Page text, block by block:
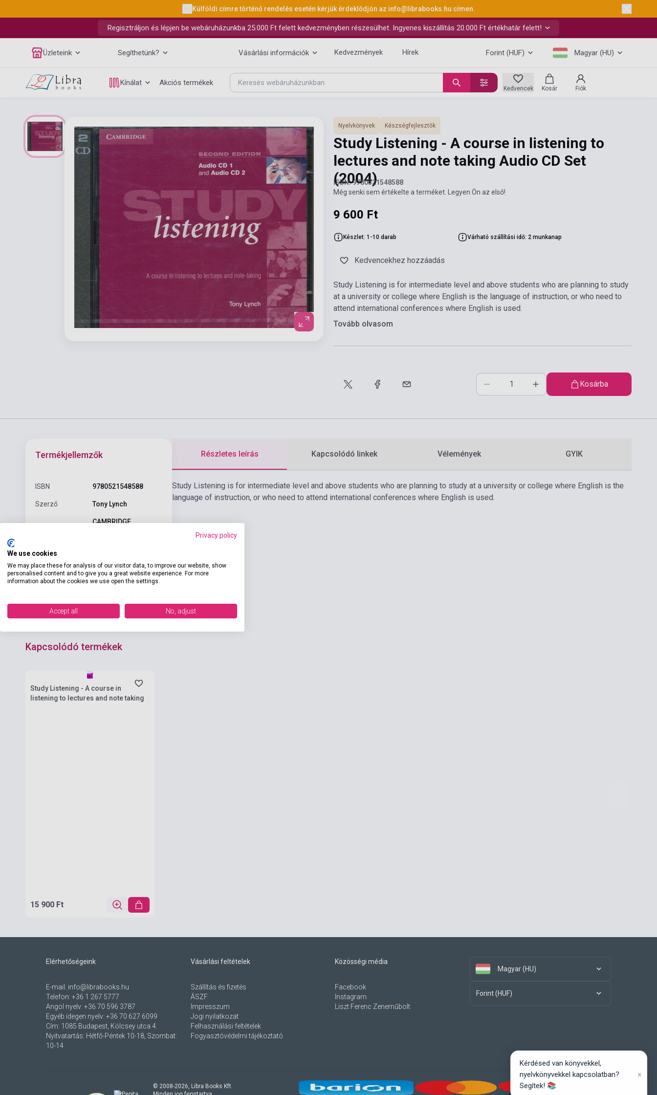
Külföldi címre történő rendelés esetén kérjük érdeklődjön az info@librabooks.hu címen.
Regisztráljon és lépjen be webáruházunkba 25.000 Ft felett kedvezményben részesülhet. Ingyenes kiszállítás 20.000 Ft értékhatár felett!
Üzleteink Segíthetünk? Vásárlási információk Kedvezmények Hírek Forint (HUF) Magyar (HU)
Kínálat Akciós termékek
Kedvencek Kosár Fiók
Nyelvkönyvek Készségfejlesztők
Study Listening - A course in listening to
lectures and note taking Audio CD Set
(2004)
ISBN: 9780521548588
Még senki sem értékelte a terméket. Legyen Ön az első!
9 600 Ft
Készlet: 1-10 darab Várható szállítási idő: 2 munkanap
Kedvencekhez hozzáadás
Study Listening is for intermediate level and above students who are planning to study
at a university or college where English is the language of instruction, or who need to
attend international conferences where English is used.
Tovább olvasom
Kosárba
Termékjellemzők
ISBN 9780521548588
Szerző Tony Lynch
CAMBRIDGE
Kiadási év
Kiadás sorszám 2
Formátum Audio CD
Részletes leírás Kapcsolódó linkek Vélemények GYIK
Study Listening is for intermediate level and above students who are planning to study at a university or college where English is the
language of instruction, or who need to attend international conferences where English is used.
Kapcsolódó termékek
Study Listening - A course in
listening to lectures and note taking
15 900 Ft
Elérhetőségeink
E-mail: info@librabooks.hu
Telefon: +36 1 267 5777
Angol nyelv: +36 70 596 3787
Egyéb idegen nyelv: +36 70 627 6099
Cím: 1085 Budapest, Kölcsey utca 4.
Nyitvatartás: Hétfő-Péntek 10-18, Szombat:
10-14
Vásárlási feltételek
Szállítás és fizetés
ÁSZF
Impresszum
Jogi nyilatkozat
Felhasználási feltételek
Fogyasztóvédelmi tájékoztató
Közösségi média
Facebook
Instagram
Liszt Ferenc Zeneműbolt
Magyar (HU)
Forint (HUF)
© 2008-2026, Libra Books Kft.
Privacy policy
We use cookies
We may place these for analysis of our visitor data, to improve our website, show
personalised content and to give you a great website experience. For more
information about the cookies we use open the settings.
Accept all No, adjust
Kérdésed van könyvekkel,
nyelvkönyvekkel kapcsolatban?
Segítek! 📚
×